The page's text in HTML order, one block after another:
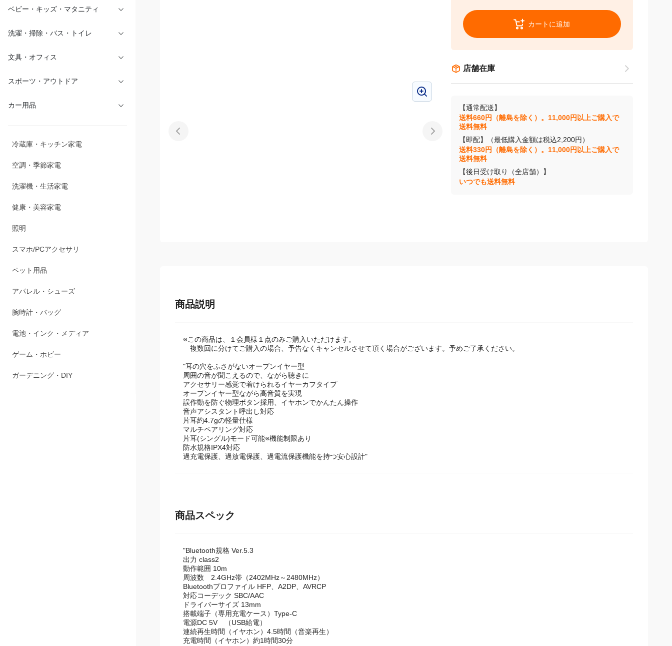
カー用品
冷蔵庫・キッチン家電
空調・季節家電
洗濯機・生活家電
健康・美容家電
照明
スマホ/PCアクセサリ
カートに追加
店舗在庫
【通常配送】
送料660円（離島を除く）。11,000円以上ご購入で
送料無料
【即配】（最低購入金額は税込2,200円）
送料330円（離島を除く）。11,000円以上ご購入で
送料無料
【後日受け取り（全店舗）】
※この商品は、１会員様１点のみご購入いただけます。
"耳の穴をふさがないオープンイヤー型
周囲の音が聞こえるので、ながら聴きに
アクセサリー感覚で着けられるイヤーカフタイプ
オープンイヤー型ながら高音質を実現
誤作動を防ぐ物理ボタン採用、イヤホンでかんたん操作
音声アシスタント呼出し対応
片耳約4.7gの軽量仕様
マルチペアリング対応
片耳(シングル)モード可能※機能制限あり
防水規格IPX4対応
"Bluetooth規格 Ver.5.3
出力 class2
動作範囲 10m
周波数 2.4GHz帯（2402MHz～2480MHz）
Bluetoothプロファイル HFP、A2DP、AVRCP
対応コーデック SBC/AAC
ドライバーサイズ 13mm
搭載端子（専用充電ケース）Type-C
電源DC 5V （USB給電）
連続再生時間（イヤホン）4.5時間（音楽再生）